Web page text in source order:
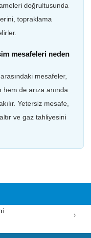
doğrultusunda
topraklama
mesafeleri neden
mesafeler,
de arıza anında
Yetersiz mesafe,
ve gaz tahliyesini
›